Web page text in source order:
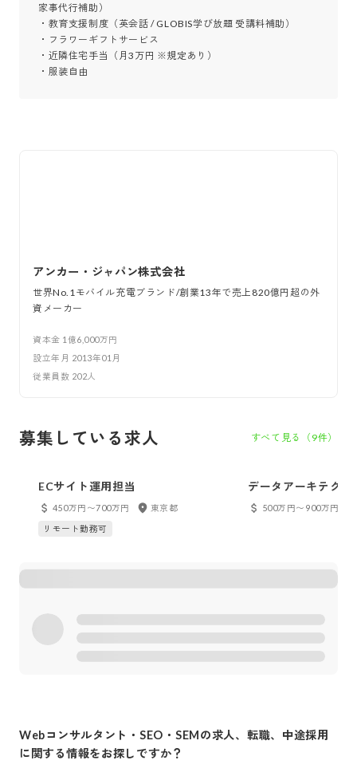
家事代行補助）
・教育支援制度（英会話 / GLOBIS学び放題 受講料補助）
・フラワーギフトサービス
・近隣住宅手当（月3万円 ※規定あり）
・服装自由
アンカー・ジャパン株式会社
世界No.1モバイル充電ブランド/創業13年で売上820億円超の外
資メーカー
資本金 1億6,000万円
設立年月 2013年01月
従業員数 202人
募集している求人 すべて見る（ 9件）
ECサイト運用担当
450万円〜700万円
東京都
リモート勤務可
データアーキテクト
500万円〜900万円
Webコンサルタント・SEO・SEMの求人、転職、中途採用
に関する情報をお探しですか？